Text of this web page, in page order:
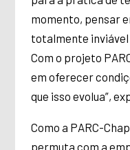
momento, pensar
totalmente inviável
Com o projeto
em oferecer
que isso evolua”,
Como a PARC-
permuta com a